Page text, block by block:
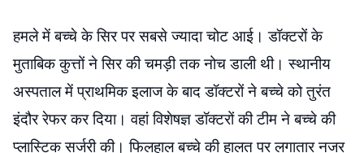
हमले में बच्चे के सिर पर सबसे ज्यादा चोट आई। डॉक्टरों के
मुताबिक कुत्तों ने सिर की चमड़ी तक नोच डाली थी। स्थानीय
अस्पताल में प्राथमिक इलाज के बाद डॉक्टरों ने बच्चे को तुरंत
इंदौर रेफर कर दिया। वहां विशेषज्ञ डॉक्टरों की टीम ने बच्चे की
प्लास्टिक सर्जरी की। फिलहाल बच्चे की हालत पर लगातार नजर